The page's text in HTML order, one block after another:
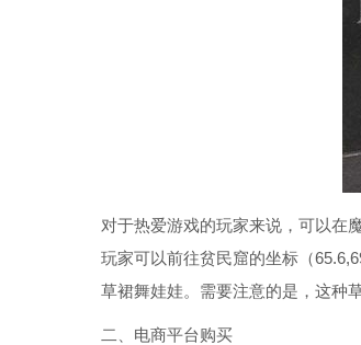
对于热爱游戏的玩家来说，可以在
玩家可以前往贫民窟的坐标（
草裙舞娃娃。需要注意的是，这种
二、电商平台购买